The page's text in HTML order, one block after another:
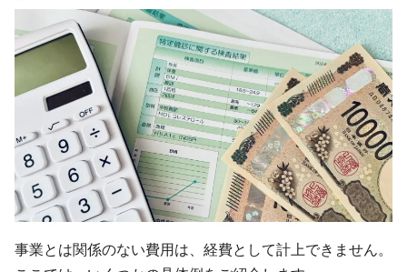
事業とは関係のない費用は、経費として計上できません。